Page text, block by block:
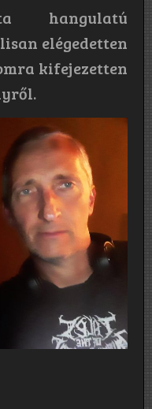
hangulatú
elégedetten
kifejezetten